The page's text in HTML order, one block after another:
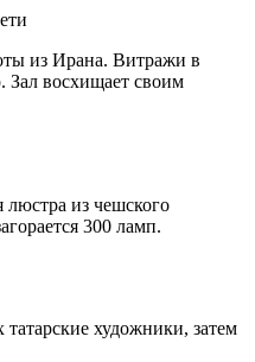
из Ирана. Витражи в
восхищает своим
люстра из чешского
300 ламп.
художники, затем